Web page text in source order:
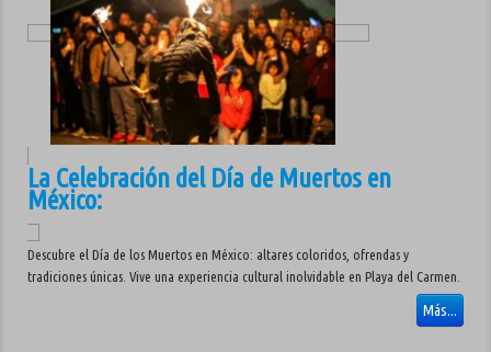
La Celebración del Día de Muertos en
México:
Descubre el Día de los Muertos en México: altares coloridos, ofrendas y
tradiciones únicas. Vive una experiencia cultural inolvidable en Playa del Carmen.
Más...